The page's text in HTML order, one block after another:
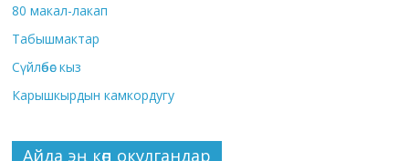
80 макал-лакап
Табышмактар
Сүйлөбөс кыз
Карышкырдын камкордугу
Айда эң көп окулгандар